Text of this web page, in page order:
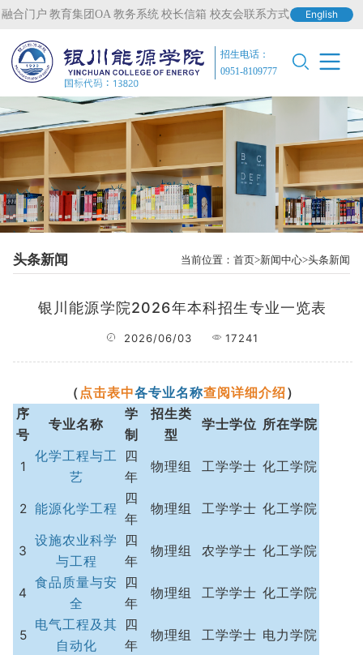
融合门户 教育集团OA 教务系统 校长信箱 校友会联系方式 English
招生电话：
0951-8109777
头条新闻 当前位置：首页 新闻中心 头条新闻
银川能源学院2026年本科招生专业一览表
2026/06/03 17241
（ 点击表中各专业名称查阅详细介绍）
序
号
专业名称
学
制
招生类
型
学士学位 所在学院
1
化学工程与工
艺
四
年
物理组 工学学士 化工学院
2 能源化学工程
四
年
物理组 工学学士 化工学院
3
设施农业科学
与工程
四
年
物理组 农学学士 化工学院
4
食品质量与安
全
四
年
物理组 工学学士 化工学院
5
电气工程及其
自动化
四
年
物理组 工学学士 电力学院